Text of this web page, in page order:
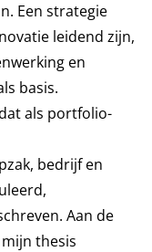
Een strategie
leidend zijn,
en
basis.
als portfolio-
bedrijf en
Aan de
thesis